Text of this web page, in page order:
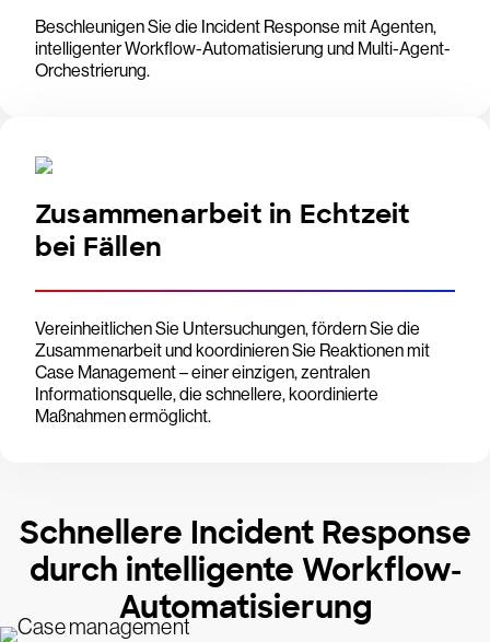
Beschleunigen Sie die Incident Response mit Agenten,
intelligenter Workflow-Automatisierung und Multi-Agent-
Orchestrierung.
Zusammenarbeit in Echtzeit
bei Fällen
Vereinheitlichen Sie Untersuchungen, fördern Sie die
Zusammenarbeit und koordinieren Sie Reaktionen mit
Case Management – einer einzigen, zentralen
Informationsquelle, die schnellere, koordinierte
Maßnahmen ermöglicht.
Schnellere Incident Response
durch intelligente Workflow-
Automatisierung